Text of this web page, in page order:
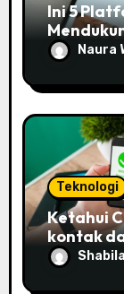
Ini 5
Naura
Teknologi
Ketahui
kontak